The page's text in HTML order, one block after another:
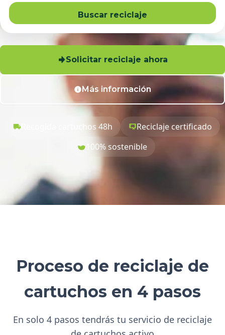
Buscar reciclaje
Solicitar reciclaje ahora
Más información
Recogida cartuchos 48h
Reciclaje certificado
100% sostenible
Proceso de reciclaje de
cartuchos en 4 pasos
En solo 4 pasos tendrás tu servicio de reciclaje